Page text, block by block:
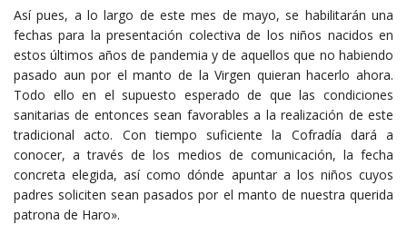
Así pues, a lo largo de este mes de mayo, se habilitarán una
fechas para la presentación colectiva de los niños nacidos en
estos últimos años de pandemia y de aquellos que no habiendo
pasado aun por el manto de la Virgen quieran hacerlo ahora.
Todo ello en el supuesto esperado de que las condiciones
sanitarias de entonces sean favorables a la realización de este
tradicional acto. Con tiempo suficiente la Cofradía dará a
conocer, a través de los medios de comunicación, la fecha
concreta elegida, así como dónde apuntar a los niños cuyos
padres soliciten sean pasados por el manto de nuestra querida
patrona de Haro».